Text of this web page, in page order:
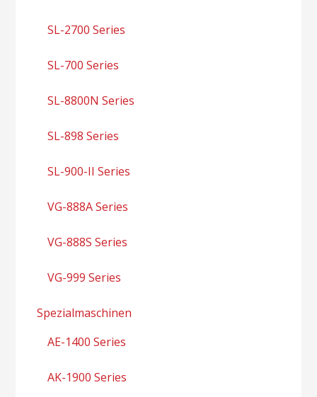
SL-2700 Series
SL-700 Series
SL-8800N Series
SL-898 Series
SL-900-II Series
VG-888A Series
VG-888S Series
VG-999 Series
Spezialmaschinen
AE-1400 Series
AK-1900 Series